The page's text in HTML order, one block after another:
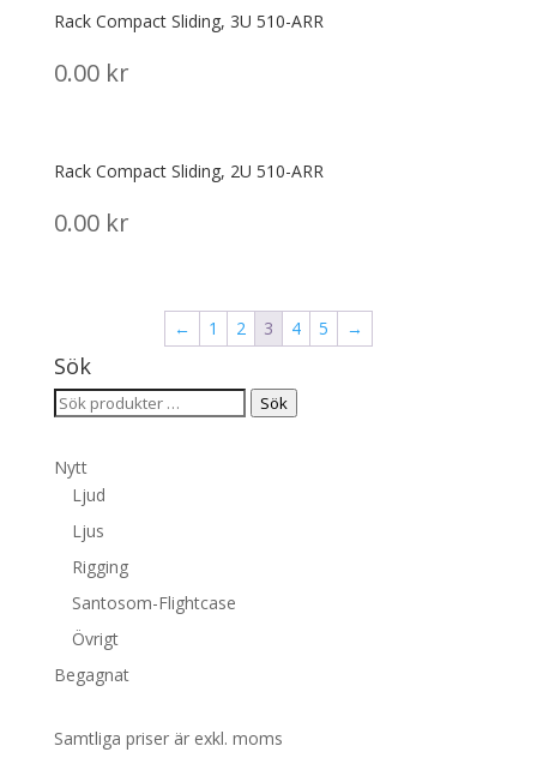
Rack Compact Sliding, 3U 510-ARR
0.00 kr
Rack Compact Sliding, 2U 510-ARR
0.00 kr
← 1 2 3 4 5 →
Sök
Sök
Sök
Nytt
Ljud
Ljus
Rigging
Santosom-Flightcase
Övrigt
Begagnat
Samtliga priser är exkl. moms